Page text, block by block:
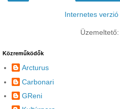
Internetes
Üzemeltető:
Közreműködők
Arcturus
Carbonari
GReni